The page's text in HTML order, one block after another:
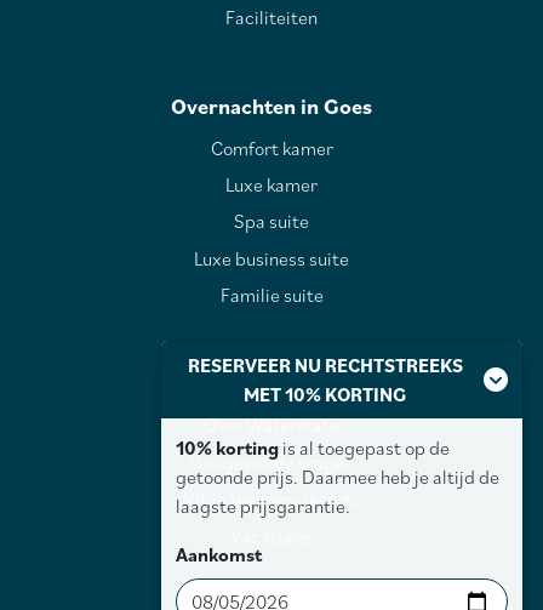
RESERVEER NU RECHTSTREEKS
MET 10% KORTING
10% korting is al toegepast op de
getoonde prijs. Daarmee heb je altijd de
laagste prijsgarantie.
Aankomst
Faciliteiten
Overnachten in Goes
Comfort kamer
Luxe kamer
Spa suite
Luxe business suite
Familie suite
Over Waterstate
Over Waterstate
Veelgestelde vragen
Vitae Wellnessresorts